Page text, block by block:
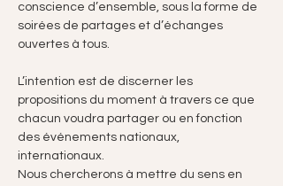
conscience d’ensemble, sous la forme de
soirées de partages et d’échanges
ouvertes à tous.
L’intention est de discerner les
propositions du moment à travers ce que
chacun voudra partager ou en fonction
des événements nationaux,
internationaux.
Nous chercherons à mettre du sens en